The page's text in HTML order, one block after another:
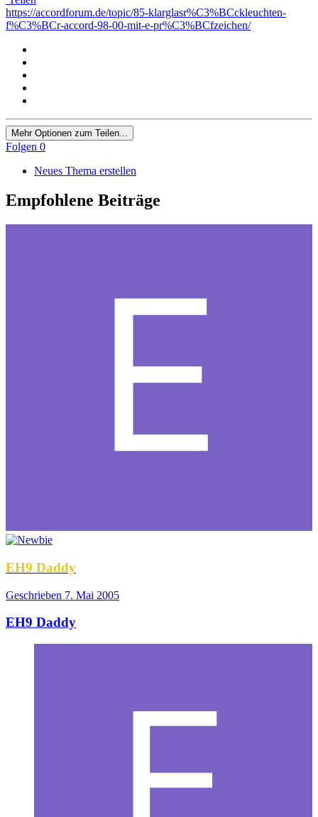
https://accordforum.de/topic/85-klarglasr%C3%BCckleuchten-
f%C3%BCr-accord-98-00-mit-e-pr%C3%BCfzeichen/
Mehr Optionen zum Teilen...
Folgen 0
Neues Thema erstellen
Empfohlene Beiträge
EH9 Daddy
Geschrieben 7. Mai 2005
EH9 Daddy